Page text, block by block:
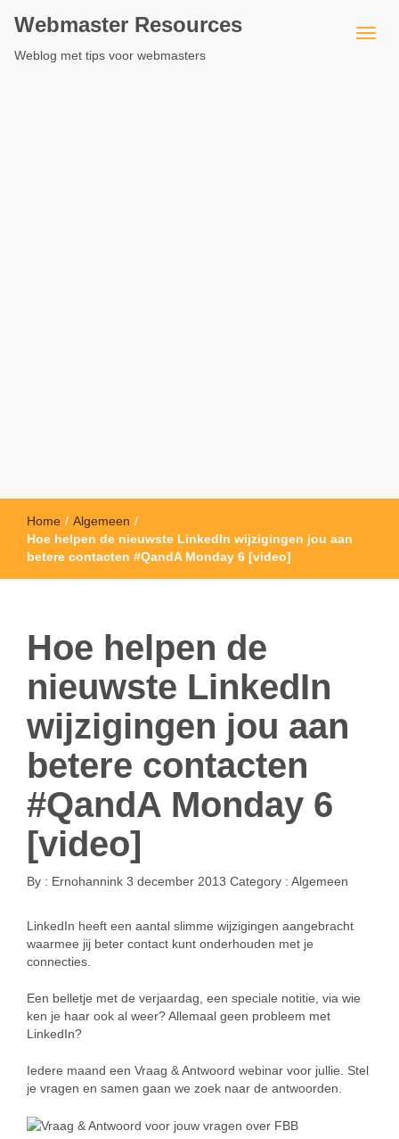
Webmaster Resources
Weblog met tips voor webmasters
Home / Algemeen /
Hoe helpen de nieuwste LinkedIn wijzigingen jou aan
betere contacten #QandA Monday 6 [video]
Hoe helpen de
nieuwste LinkedIn
wijzigingen jou aan
betere contacten
#QandA Monday 6
[video]
By : Ernohannink 3 december 2013 Category : Algemeen
LinkedIn heeft een aantal slimme wijzigingen aangebracht
waarmee jij beter contact kunt onderhouden met je
connecties.
Een belletje met de verjaardag, een speciale notitie, via wie
ken je haar ook al weer? Allemaal geen probleem met
LinkedIn?
Iedere maand een Vraag & Antwoord webinar voor jullie. Stel
je vragen en samen gaan we zoek naar de antwoorden.